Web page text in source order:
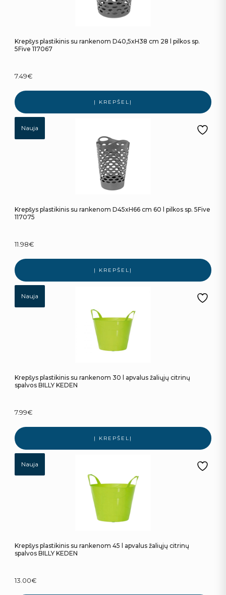
Krepšys plastikinis su rankenom D40,5xH38 cm 28 l pilkos sp.
5Five 117067
7.49€
Į KREPŠELĮ
Nauja
Krepšys plastikinis su rankenom D45xH66 cm 60 l pilkos sp. 5Five
117075
11.98€
Į KREPŠELĮ
Nauja
Krepšys plastikinis su rankenom 30 l apvalus žaliųjų citrinų
spalvos BILLY KEDEN
7.99€
Į KREPŠELĮ
Nauja
Krepšys plastikinis su rankenom 45 l apvalus žaliųjų citrinų
spalvos BILLY KEDEN
13.00€